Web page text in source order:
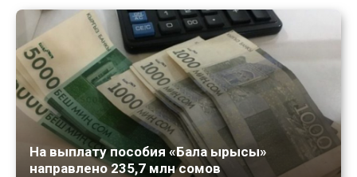
На выплату пособия «Бала ырысы»
направлено 235,7 млн сомов